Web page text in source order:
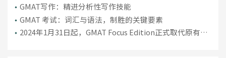
GMAT写作：精进分析性写作技能
GMAT 考试：词汇与语法，制胜的关键要素
2024年1月31日起，GMAT Focus Edition正式取代原有版